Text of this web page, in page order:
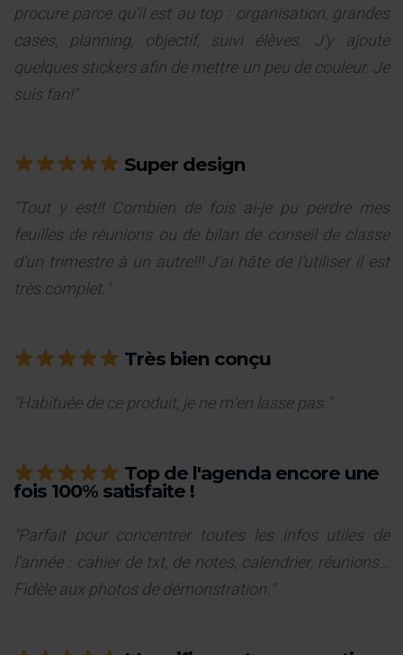
procure parce qu’il est au top : organisation, grandes
cases, planning, objectif, suivi élèves. J’y ajoute
quelques stickers afin de mettre un peu de couleur. Je
suis fan!"
Super design
"Tout y est!! Combien de fois ai-je pu perdre mes
feuilles de réunions ou de bilan de conseil de classe
d’un trimestre à un autre!!! J’ai hâte de l’utiliser il est
très complet."
Très bien conçu
"Habituée de ce produit, je ne m'en lasse pas."
Top de l'agenda encore une
fois 100% satisfaite !
"Parfait pour concentrer toutes les infos utiles de
l'année : cahier de txt, de notes, calendrier, réunions...
Fidèle aux photos de démonstration."